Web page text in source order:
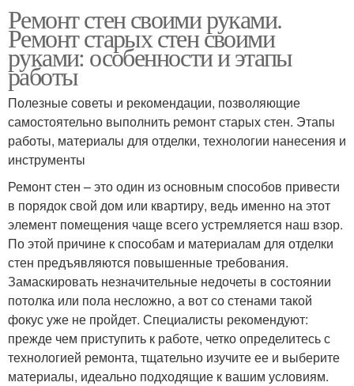
Ремонт стен своими руками.
Ремонт старых стен своими
руками: особенности и этапы
работы
Полезные советы и рекомендации, позволяющие
самостоятельно выполнить ремонт старых стен. Этапы
работы, материалы для отделки, технологии нанесения и
инструменты
Ремонт стен – это один из основным способов привести
в порядок свой дом или квартиру, ведь именно на этот
элемент помещения чаще всего устремляется наш взор.
По этой причине к способам и материалам для отделки
стен предъявляются повышенные требования.
Замаскировать незначительные недочеты в состоянии
потолка или пола несложно, а вот со стенами такой
фокус уже не пройдет. Специалисты рекомендуют:
прежде чем приступить к работе, четко определитесь с
технологией ремонта, тщательно изучите ее и выберите
материалы, идеально подходящие к вашим условиям.